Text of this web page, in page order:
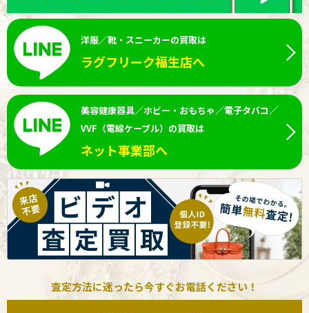
洋服／靴・スニーカーの買取は
ラグフリーク福生店へ
美容健康器具／ホビー・おもちゃ／電子タバコ／
VVF（電線ケーブル）の買取は
ネット事業部へ
査定方法に迷ったら今すぐお電話ください！